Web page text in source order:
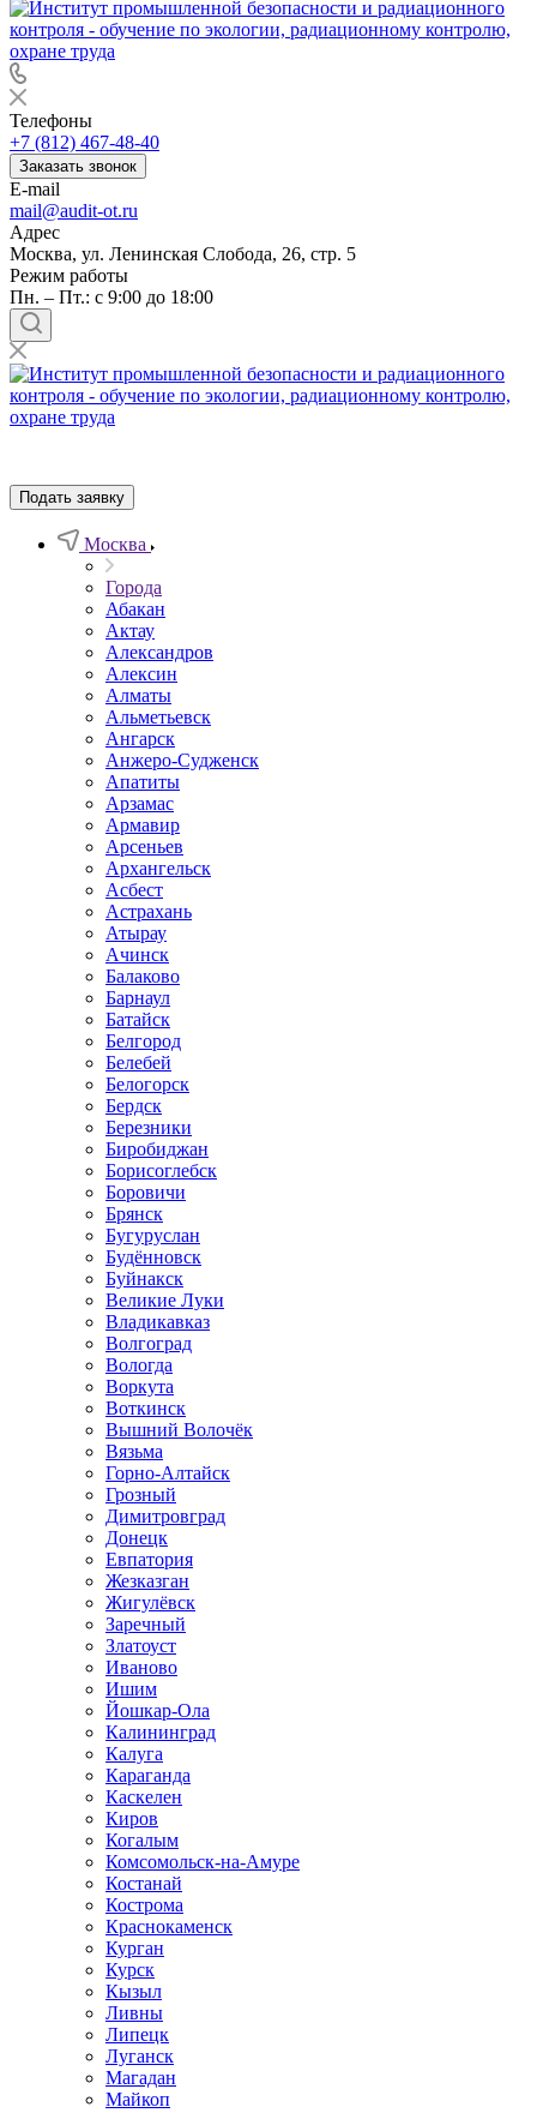
Телефоны
+7 (812) 467-48-40
Заказать звонок
E-mail
mail@audit-ot.ru
Адрес
Москва, ул. Ленинская Слобода, 26, стр. 5
Режим работы
Пн. – Пт.: с 9:00 до 18:00
Подать заявку
Москва
Города
Абакан
Актау
Александров
Алексин
Алматы
Альметьевск
Ангарск
Анжеро-Судженск
Апатиты
Арзамас
Армавир
Арсеньев
Архангельск
Асбест
Астрахань
Атырау
Ачинск
Балаково
Барнаул
Батайск
Белгород
Белебей
Белогорск
Бердск
Березники
Биробиджан
Борисоглебск
Боровичи
Брянск
Бугуруслан
Будённовск
Буйнакск
Великие Луки
Владикавказ
Волгоград
Вологда
Воркута
Воткинск
Вышний Волочёк
Вязьма
Горно-Алтайск
Грозный
Димитровград
Донецк
Евпатория
Жезказган
Жигулёвск
Заречный
Златоуст
Иваново
Ишим
Йошкар-Ола
Калининград
Калуга
Караганда
Каскелен
Киров
Когалым
Комсомольск-на-Амуре
Костанай
Кострома
Краснокаменск
Курган
Курск
Кызыл
Ливны
Липецк
Луганск
Магадан
Майкоп